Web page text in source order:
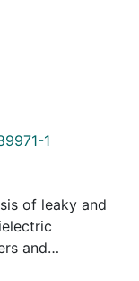
1
of leaky and
and
optical states